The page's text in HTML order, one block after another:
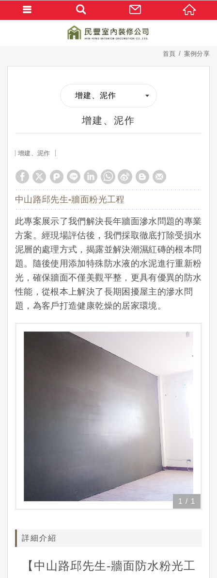
首頁 案例分享
增建、泥作
增建、泥作
增建、泥作
中山路邱先生-牆面粉光工程
此專案展示了我們解決長年牆面滲水問題的專業
方案。經現場評估後，我們採取徹底打除受損水
泥層的處理方式，揭露並解決潮濕紅磚的根本問
題。隨後使用添加特殊防水液的水泥進行重新粉
光，確保牆面不僅美觀平整，更具有優異的防水
性能，從根本上解決了長期困擾屋主的滲水問
題，為客戶打造健康乾燥的居家環境。
1 / 1
詳細介紹
【中山路邱先生-牆面防水粉光工